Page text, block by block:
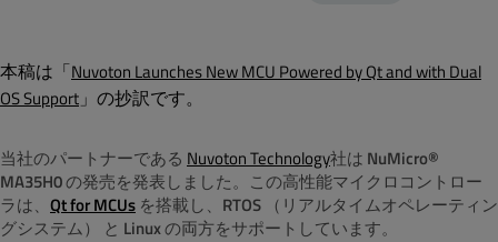
本稿は「Nuvoton Launches New MCU Powered by Qt and with Dual
OS Support 」の抄訳です。
当社のパートナーである Nuvoton Technology社は NuMicro®
MA35H0の発売を発表しました。この高性能マイクロコントロー
ラは、 Qt for MCUs を搭載し、 RTOS （リアルタイムオペレーティン
グシステム） と Linuxの両方をサポートしています。